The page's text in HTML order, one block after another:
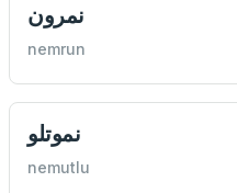
نمرون
nemrun
نموتلو
nemutlu